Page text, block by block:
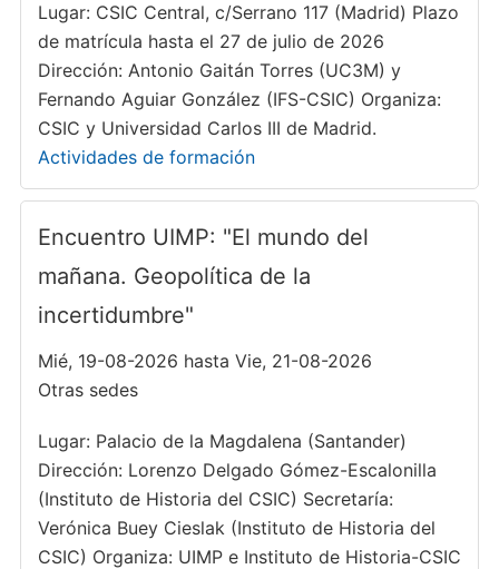
Lugar: CSIC Central, c/Serrano 117 (Madrid) Plazo
de matrícula hasta el 27 de julio de 2026
Dirección: Antonio Gaitán Torres (UC3M) y
Fernando Aguiar González (IFS-CSIC) Organiza:
CSIC y Universidad Carlos III de Madrid.
Actividades de formación
Encuentro UIMP: "El mundo del
mañana. Geopolítica de la
incertidumbre"
Mié, 19-08-2026 hasta Vie, 21-08-2026
Otras sedes
Lugar: Palacio de la Magdalena (Santander)
Dirección: Lorenzo Delgado Gómez-Escalonilla
(Instituto de Historia del CSIC) Secretaría:
Verónica Buey Cieslak (Instituto de Historia del
CSIC) Organiza: UIMP e Instituto de Historia-CSIC